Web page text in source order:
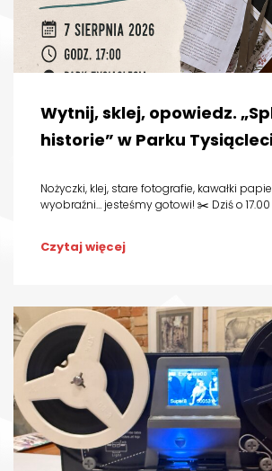
Wytnij, sklej, opowiedz.
historie” w Parku
Nożyczki, klej, stare fotografie, kawałki
wyobraźni… jesteśmy gotowi! ✂️ Dziś o
Czytaj więcej